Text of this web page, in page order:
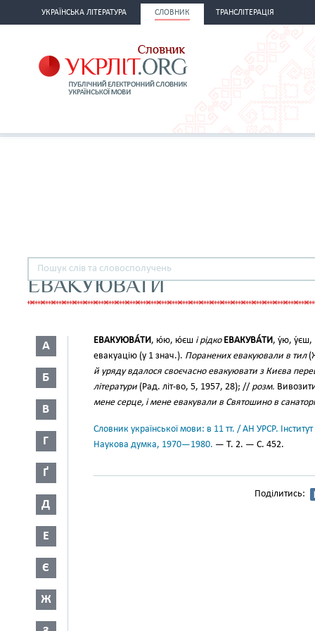
УКРАЇНСЬКА ЛІТЕРАТУРА СЛОВНИК ТРАНСЛІТЕРАЦІЯ
ЕВАКУЮВАТИ
А
Б
В
Г
Ґ
Д
Е
Є
Ж
ЕВАКУЮВА́ТИ, ю́ю, ю́єш і рідко ЕВАКУВА́ТИ, у́ю, у́єш,
евакуацію (у 1 знач.). Поранених евакуювали в тил
й уряду вдалося своєчасно евакуювати з Києва
літератури (Рад. літ-во, 5, 1957, 28); // розм.
мене серце, і мене евакували в Святошино в
Словник української мови: в 11 тт. / АН УРСР.
Наукова думка, 1970—1980. — Т. 2. — С. 452.
Поділитись: